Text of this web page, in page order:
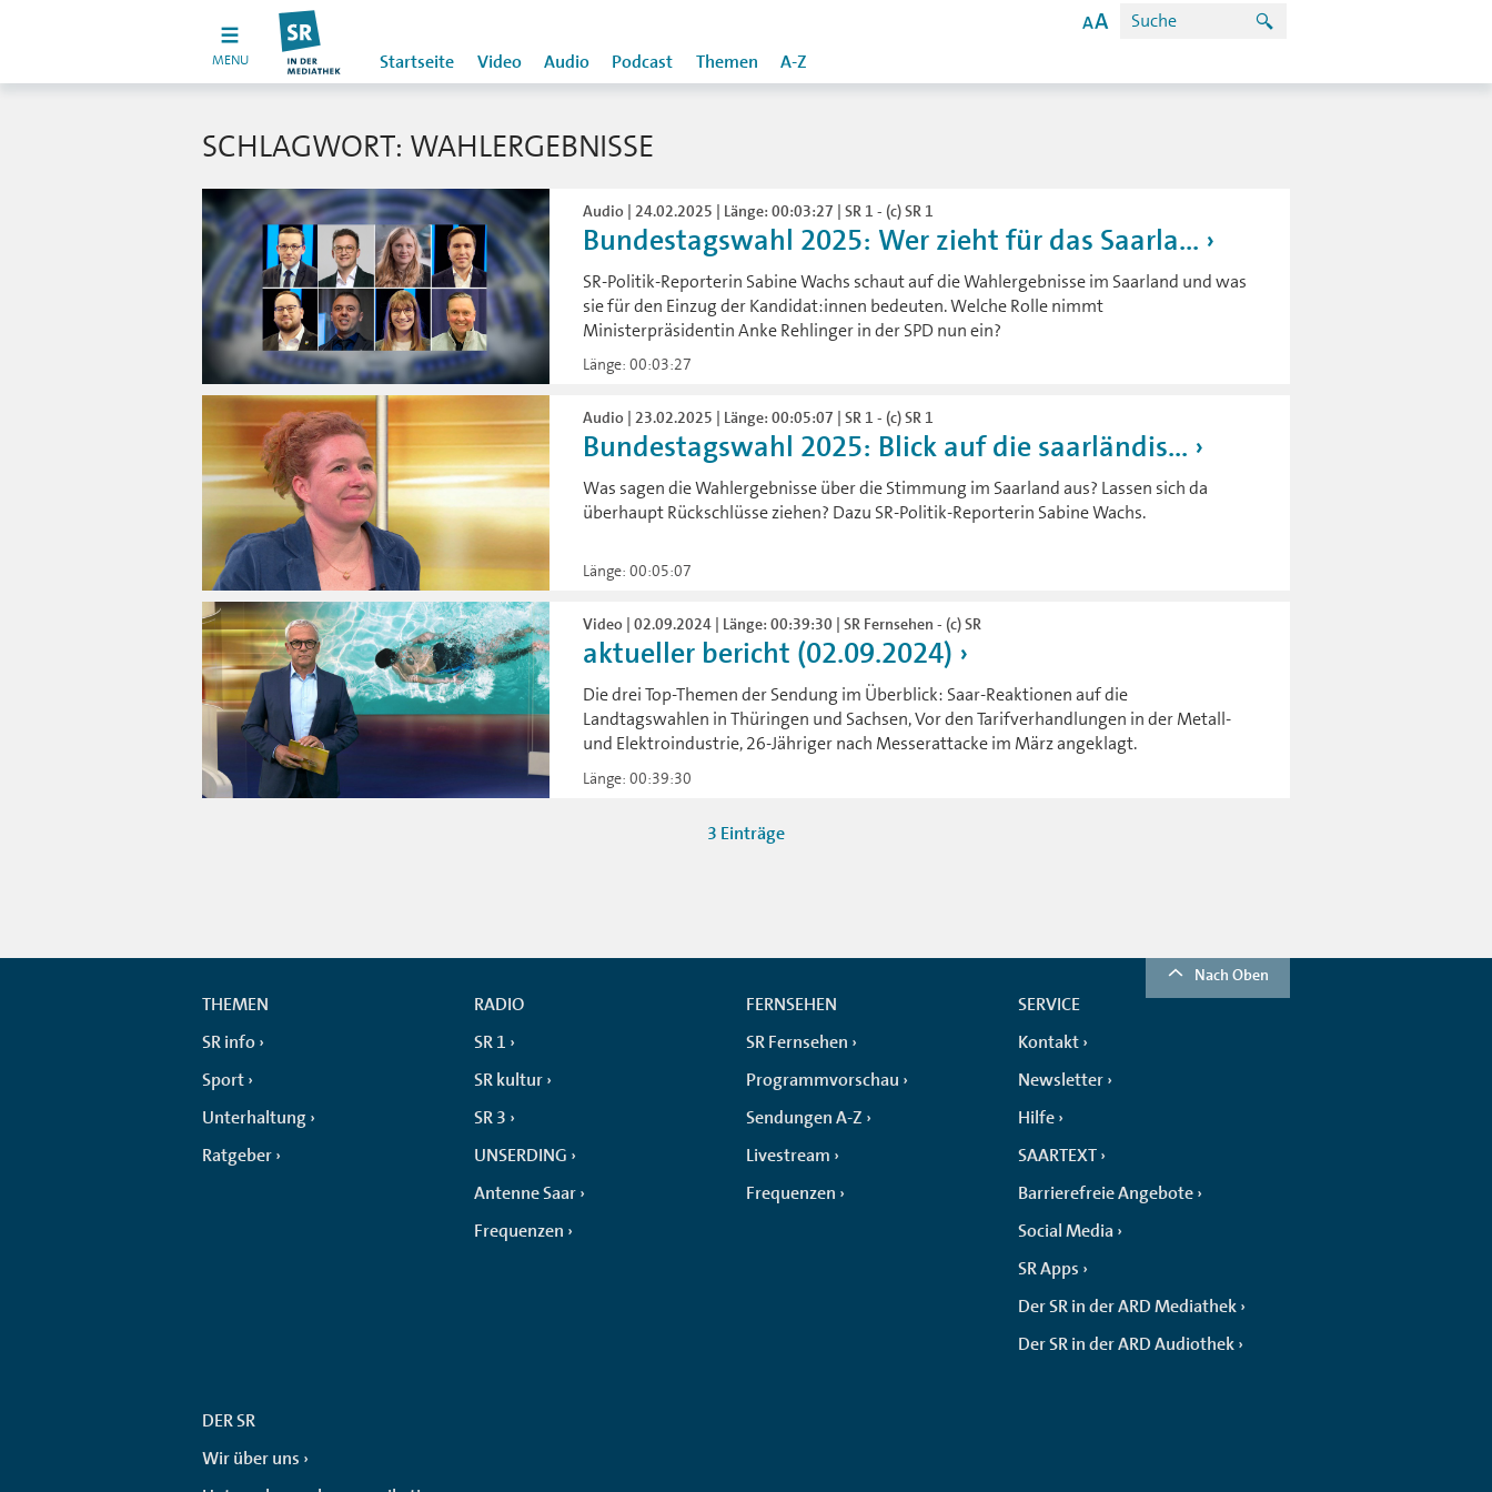
MENU Startseite Video Audio Podcast Themen A-Z
SCHLAGWORT: WAHLERGEBNISSE
Audio | 24.02.2025 | Länge: 00:03:27 | SR 1 - (c) SR 1
Bundestagswahl 2025: Wer zieht für das Saarla...
SR-Politik-Reporterin Sabine Wachs schaut auf die Wahlergebnisse im Saarland und was
sie für den Einzug der Kandidat:innen bedeuten. Welche Rolle nimmt
Ministerpräsidentin Anke Rehlinger in der SPD nun ein?
Länge: 00:03:27
Audio | 23.02.2025 | Länge: 00:05:07 | SR 1 - (c) SR 1
Bundestagswahl 2025: Blick auf die saarländis...
Was sagen die Wahlergebnisse über die Stimmung im Saarland aus? Lassen sich da
überhaupt Rückschlüsse ziehen? Dazu SR-Politik-Reporterin Sabine Wachs.
Länge: 00:05:07
Video | 02.09.2024 | Länge: 00:39:30 | SR Fernsehen - (c) SR
aktueller bericht (02.09.2024)
Die drei Top-Themen der Sendung im Überblick: Saar-Reaktionen auf die
Landtagswahlen in Thüringen und Sachsen, Vor den Tarifverhandlungen in der Metall-
und Elektroindustrie, 26-Jähriger nach Messerattacke im März angeklagt.
Länge: 00:39:30
3 Einträge
Nach Oben
THEMEN
SR info
Sport
Unterhaltung
Ratgeber
RADIO
SR 1
SR kultur
SR 3
UNSERDING
Antenne Saar
Frequenzen
FERNSEHEN
SR Fernsehen
Programmvorschau
Sendungen A-Z
Livestream
Frequenzen
SERVICE
Kontakt
Newsletter
Hilfe
SAARTEXT
Barrierefreie Angebote
Social Media
SR Apps
Der SR in der ARD Mediathek
Der SR in der ARD Audiothek
DER SR
Wir über uns